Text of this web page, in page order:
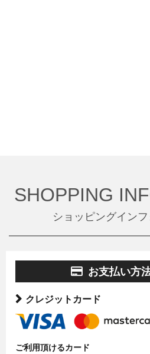
SHOPPING
ショッピングイン
お支払い方
クレジットカード
ご利用頂けるカード